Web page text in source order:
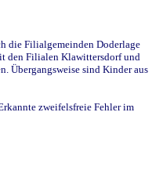
die Filialgemeinden Doderlage
den Filialen Klawittersdorf und
Übergangsweise sind Kinder aus
zweifelsfreie Fehler im